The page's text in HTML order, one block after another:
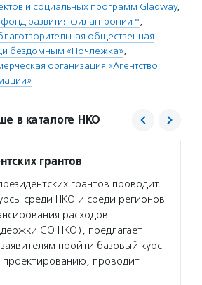
и социальных программ Gladway,
развития филантропии *,
общественная
бездомным «Ночлежка»,
организация «Агентство
в каталоге НКО
грантов
грантов проводит
среди НКО и среди регионов
расходов
СО НКО), предлагает
пройти базовый курс
проектированию, проводит…